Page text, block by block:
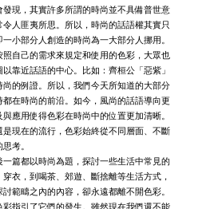
發現，其實許多所謂的時尚並不具備普世意
人匪夷所思。所以，時尚的話語權其實只
小部分人創造的時尚為一大部分人挪用。
自己的需求來規定和使用的色彩，大眾也
靠近話語的中心。比如：齊桓公「惡紫」
的例證。所以，我們今天所知道的大部分
在時尚的前沿。如今，風尚的話語導向更
應用使得色彩在時尚中的位置更加清晰。
現在的流行，色彩始終從不同層面、不斷
考。
篇都以時尚為題，探討一些生活中常見的
衣，到喝茶、郊遊、斷捨離等生活方式，
範疇之內的內容，卻永遠都離不開色彩。
指引了它們的發生。雖然現在我們還不能